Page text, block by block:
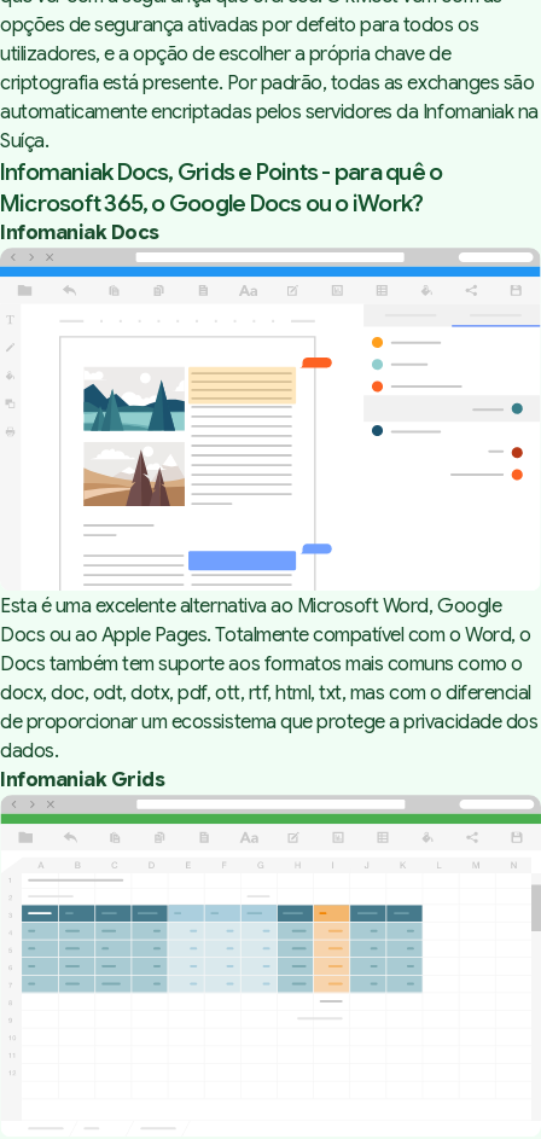
opções de segurança ativadas por defeito para todos os
utilizadores, e a opção de escolher a própria chave de
criptografia está presente. Por padrão, todas as exchanges são
automaticamente encriptadas pelos servidores da Infomaniak na
Suíça.
Infomaniak Docs, Grids e Points - para quê o
Microsoft 365, o Google Docs ou o iWork?
Infomaniak Docs
Esta é uma excelente alternativa ao Microsoft Word, Google
Docs ou ao Apple Pages. Totalmente compatível com o Word, o
Docs também tem suporte aos formatos mais comuns como o
docx, doc, odt, dotx, pdf, ott, rtf, html, txt, mas com o diferencial
de proporcionar um ecossistema que protege a privacidade dos
dados.
Infomaniak Grids